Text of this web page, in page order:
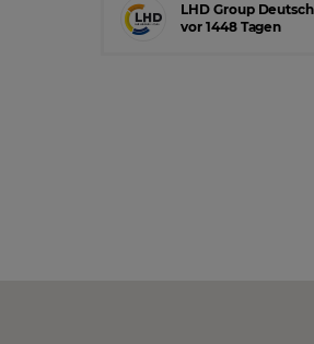
LHD Group
vor 1448 Tagen